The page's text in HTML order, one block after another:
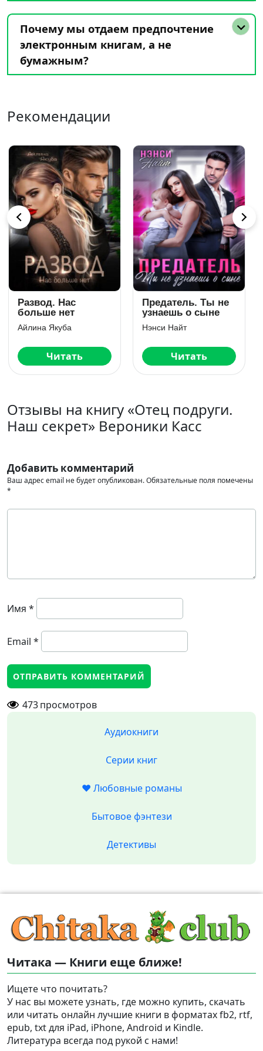
Почему мы отдаем предпочтение
электронным книгам, а не
бумажным?
Рекомендации
Измена. Забудь
меня
Кира Шарм
Читать
Измена. Я (не)
смогу без тебя
Лада Зорина
Читать
Отзывы на книгу «Отец подруги.
Наш секрет» Вероники Касс
Добавить комментарий
Ваш адрес email не будет опубликован.Обязательные поля помечены
*
Имя *
Email *
473просмотров
Аудиокниги
Серии книг
❤️ Любовные романы
Бытовое фэнтези
Детективы
Читака — Книги еще ближе!
Ищете что почитать?
У нас вы можете узнать, где можно купить, скачать
или читать онлайн лучшие книги в форматах fb2, rtf,
epub, txt для iPad, iPhone, Android и Kindle.
Литература всегда под рукой с нами!